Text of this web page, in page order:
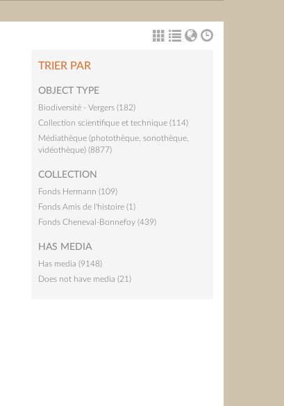
TRIER PAR
OBJECT TYPE
Biodiversité - Vergers (182)
Collection scientifique et technique (114)
Médiathèque (photothèque, sonothèque,
vidéothèque) (8877)
COLLECTION
Fonds Hermann (109)
Fonds Amis de l'histoire (1)
Fonds Cheneval-Bonnefoy (439)
HAS MEDIA
Has media (9148)
Does not have media (21)